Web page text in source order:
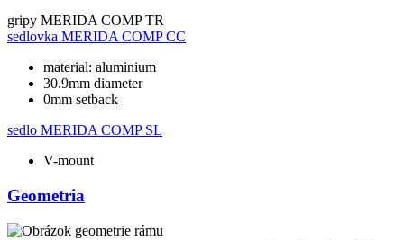
gripy MERIDA COMP TR
sedlovka MERIDA COMP CC
material: aluminium
30.9mm diameter
0mm setback
sedlo MERIDA COMP SL
V-mount
Geometria